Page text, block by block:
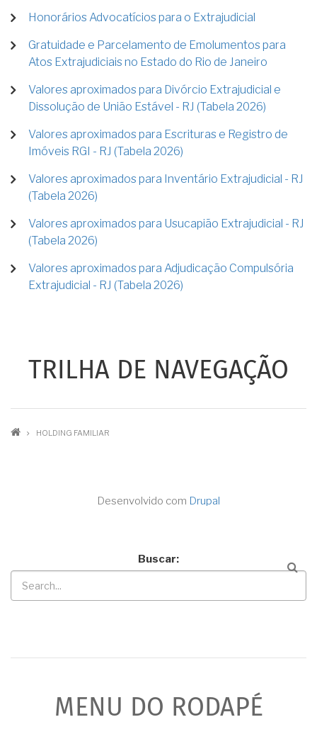
Honorários Advocatícios para o Extrajudicial
Gratuidade e Parcelamento de Emolumentos para
Atos Extrajudiciais no Estado do Rio de Janeiro
Valores aproximados para Divórcio Extrajudicial e
Dissolução de União Estável - RJ (Tabela 2026)
Valores aproximados para Escrituras e Registro de
Imóveis RGI - RJ (Tabela 2026)
Valores aproximados para Inventário Extrajudicial - RJ
(Tabela 2026)
Valores aproximados para Usucapião Extrajudicial - RJ
(Tabela 2026)
Valores aproximados para Adjudicação Compulsória
Extrajudicial - RJ (Tabela 2026)
TRILHA DE NAVEGAÇÃO
HOLDING FAMILIAR
Desenvolvido com Drupal
Buscar
MENU DO RODAPÉ